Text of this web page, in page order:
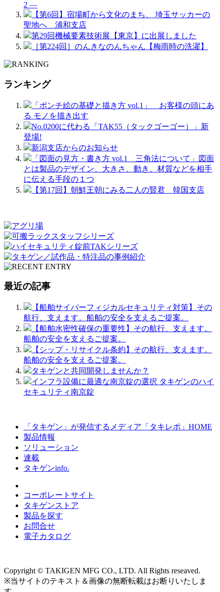
2 ―
【第6回】宿場町から文化のまち、 埼玉サッカーの
聖地へ 浦和支店
第29回機械要素技術展【東京】に出展しました
［第224回］のんきなのんちゃん【梅雨時の洗濯】
ランキング
「ポンチ絵の基礎と描き方 vol.1」 お客様の頭にあ
る モノを描き出す
No.0200に代わる「TAK55（タックゴーゴー）」新
登場!
新潟支店からのお知らせ
「図面の見方・書き方 vol.1 三角法について」図面
とは製品のデザイン、大きさ、動き、材質などを相手
に伝える手段の１つ
【第17回】朝鮮王朝にみる二人の賢君 韓国支店
最近の記事
【船舶サイバーフィジカルセキュリティ対策】その
航行、支えます。船舶の安全を支えるご提案。
【船舶水密性確保の重要性】その航行、支えます。
船舶の安全を支えるご提案。
【シップ・リサイクル条約】その航行、支えます。
船舶の安全を支えるご提案。
タキゲンと共同開発しませんか？
インフラ設備に最適な南京錠の選択 タキゲンのハイ
セキュリティ南京錠
「タキゲン」が発信するメディア「タキレポ」HOME
製品情報
ソリューション
連載
タキゲンinfo.
コーポレートサイト
タキゲンストア
製品を探す
お問合せ
電子カタログ
Copyright © TAKIGEN MFG CO., LTD. All Rights reseaved.
※当サイトのテキスト＆画像の無断転載はお断りいたしま